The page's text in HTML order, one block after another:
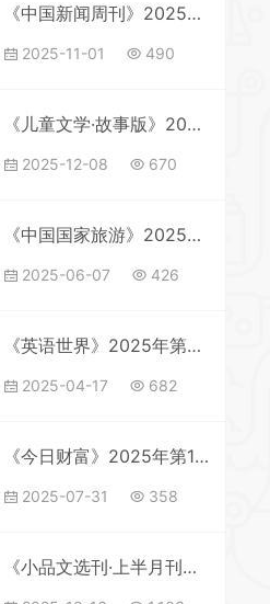
《中国新闻周刊》2025年第39期全彩精校PDF杂志下载
2025-11-01 490
《儿童文学·故事版》2025年第12期全彩精校PDF杂志下载
2025-12-08 670
《中国国家旅游》2025年第4期全彩精校PDF杂志下载
2025-06-07 426
《英语世界》2025年第4期全彩精校PDF杂志下载
2025-04-17 682
《今日财富》2025年第14期全彩精校PDF杂志下载
2025-07-31 358
《小品文选刊·上半月刊》2025年第10期全彩精校PDF杂志下载